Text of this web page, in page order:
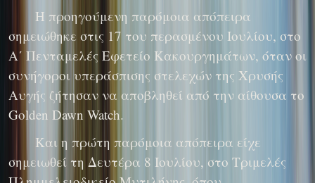
H προηγούμενη παρόμοια απόπειρα
σημειώθηκε στις 17 του περασμένου Ιουλίου, στο
Α΄ Πενταμελές Εφετείο Κακουργημάτων, όταν οι
συνήγοροι υπεράσπισης στελεχών της Χρυσής
Αυγής ζήτησαν να αποβληθεί από την αίθουσα το
Golden Dawn Watch.
Και η πρώτη παρόμοια απόπειρα είχε
σημειωθεί τη Δευτέρα 8 Ιουλίου, στο Τριμελές